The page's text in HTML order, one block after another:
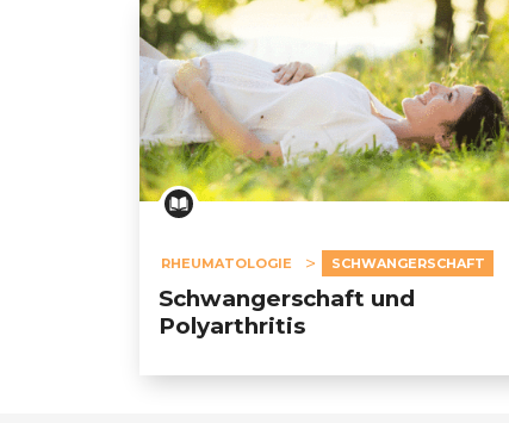
RHEUMATOLOGIE SCHWANGERSCHAFT
Schwangerschaft und
Polyarthritis